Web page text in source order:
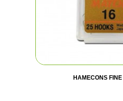
HAMECONS FINE